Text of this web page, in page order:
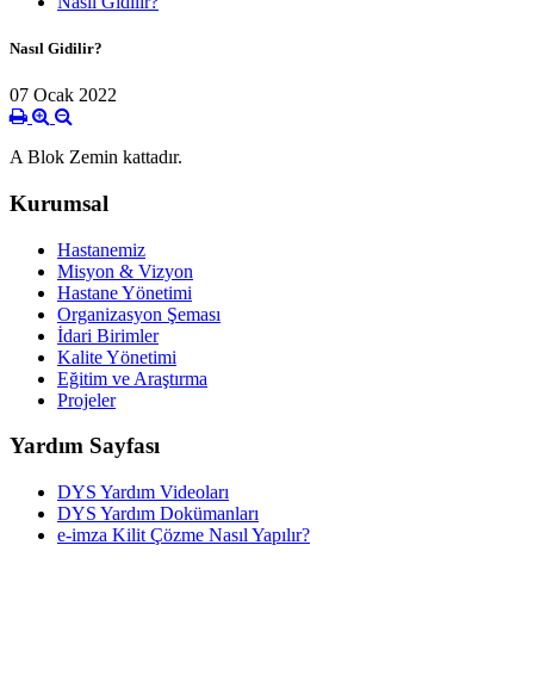
Nasıl Gidilir?
07 Ocak 2022
A Blok Zemin kattadır.
Kurumsal
Hastanemiz
Misyon & Vizyon
Hastane Yönetimi
Organizasyon Şeması
İdari Birimler
Kalite Yönetimi
Eğitim ve Araştırma
Projeler
Yardım Sayfası
DYS Yardım Videoları
DYS Yardım Dokümanları
e-imza Kilit Çözme Nasıl Yapılır?